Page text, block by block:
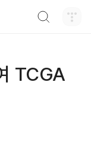
TCGA